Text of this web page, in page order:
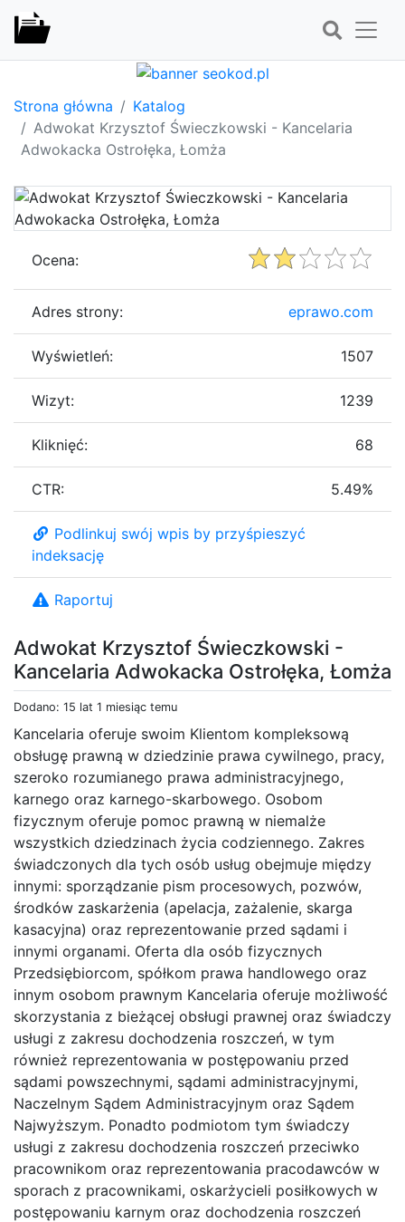
Strona główna
Katalog
Adwokat Krzysztof Świeczkowski - Kancelaria
Adwokacka Ostrołęka, Łomża
Adwokat Krzysztof Świeczkowski -
Kancelaria Adwokacka Ostrołęka, Łomża
Dodano: 15 lat 1 miesiąc temu
Kancelaria oferuje swoim Klientom kompleksową
obsługę prawną w dziedzinie prawa cywilnego, pracy,
szeroko rozumianego prawa administracyjnego,
karnego oraz karnego-skarbowego. Osobom
fizycznym oferuje pomoc prawną w niemalże
wszystkich dziedzinach życia codziennego. Zakres
świadczonych dla tych osób usług obejmuje między
innymi: sporządzanie pism procesowych, pozwów,
środków zaskarżenia (apelacja, zażalenie, skarga
kasacyjna) oraz reprezentowanie przed sądami i
innymi organami. Oferta dla osób fizycznych
Przedsiębiorcom, spółkom prawa handlowego oraz
innym osobom prawnym Kancelaria oferuje możliwość
skorzystania z bieżącej obsługi prawnej oraz świadczy
usługi z zakresu dochodzenia roszczeń, w tym
również reprezentowania w postępowaniu przed
sądami powszechnymi, sądami administracyjnymi,
Naczelnym Sądem Administracyjnym oraz Sądem
Najwyższym. Ponadto podmiotom tym świadczy
usługi z zakresu dochodzenia roszczeń przeciwko
pracownikom oraz reprezentowania pracodawców w
sporach z pracownikami, oskarżycieli posiłkowych w
postępowaniu karnym oraz dochodzenia roszczeń
Ocena:
Adres strony: eprawo.com
Wyświetleń: 1507
Wizyt: 1239
Kliknięć: 68
CTR: 5.49%
Podlinkuj swój wpis by przyśpieszyć
indeksację
Raportuj